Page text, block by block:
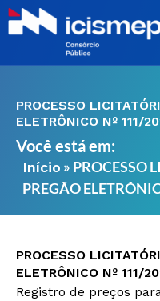
Ir
para
PROCESSO
ELETRÔNICO Nº 111/
Você está em:
Início » PROCESSO
PREGÃO
PROCESSO
ELETRÔNICO Nº 111/
Registro de preços